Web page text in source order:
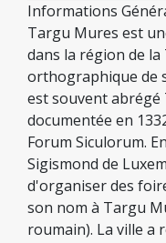
Informations
Targu Mures est
dans la région de
orthographique de
est souvent abrégé
documentée en
Forum Siculorum.
Sigismond de
d'organiser des
son nom à Targu
roumain). La ville a